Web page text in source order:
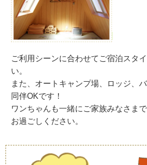
ご利用シーンに合わせてご宿泊スタ
い。
また、オートキャンプ場、ロッジ、
同伴OKです！
ワンちゃんも一緒にご家族みなさま
お過ごしください。